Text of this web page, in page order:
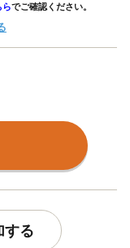
らでご確認ください。
する